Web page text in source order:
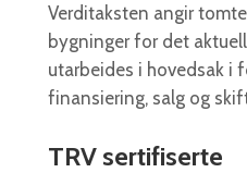
Verditaksten angir
bygninger for det
utarbeides i hovedsak i
finansiering, salg og
TRV sertifiserte